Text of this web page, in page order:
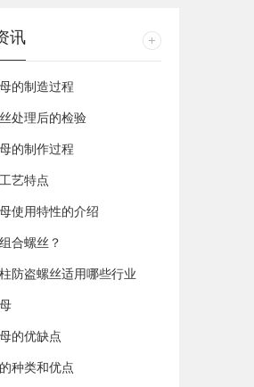
讯
的制造过程
处理后的检验
的制作过程
艺特点
使用特性的介绍
合螺丝？
防盗螺丝适用哪些行业
的优缺点
种类和优点